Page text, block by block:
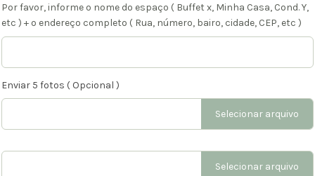
Por favor, informe o nome do espaço ( Buffet x, Minha Casa, Cond. Y,
etc ) + o endereço completo ( Rua, número, bairo, cidade, CEP, etc )
Enviar 5 fotos ( Opcional )
Selecionar arquivo
Selecionar arquivo